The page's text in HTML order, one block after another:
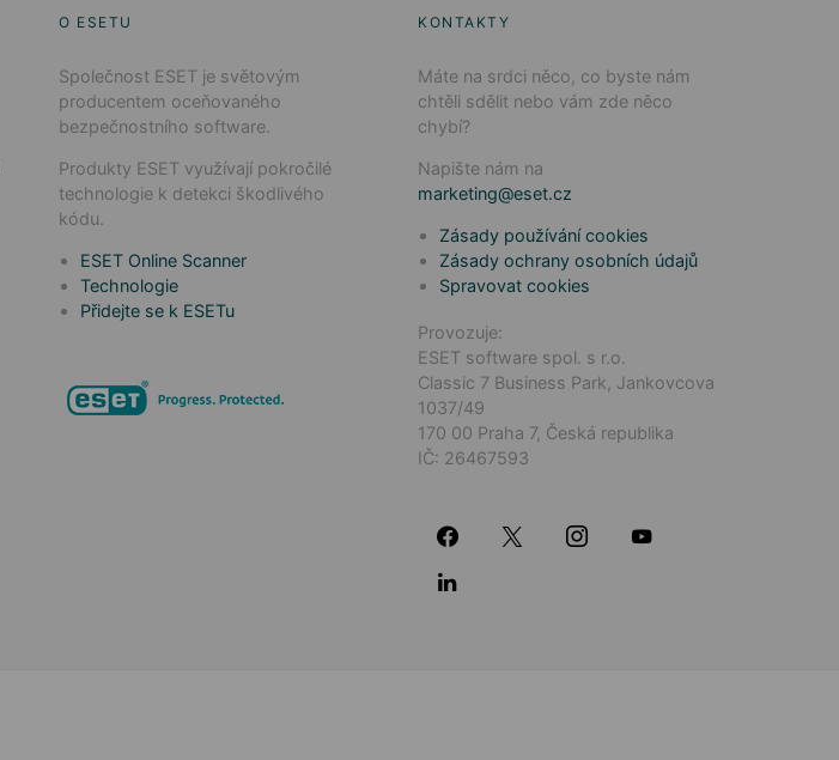
O ESETU
Společnost ESET je světovým
producentem oceňovaného
bezpečnostního software.
Produkty ESET využívají pokročilé
technologie k detekci škodlivého
kódu.
ESET Online Scanner
Technologie
Přidejte se k ESETu
KONTAKTY
Máte na srdci něco, co byste nám
chtěli sdělit nebo vám zde něco
chybí?
Napište nám na
marketing@eset.cz
Zásady používání cookies
Zásady ochrany osobních údajů
Spravovat cookies
Provozuje:
ESET software spol. s r.o.
Classic 7 Business Park, Jankovcova
1037/49
170 00 Praha 7, Česká republika
IČ: 26467593